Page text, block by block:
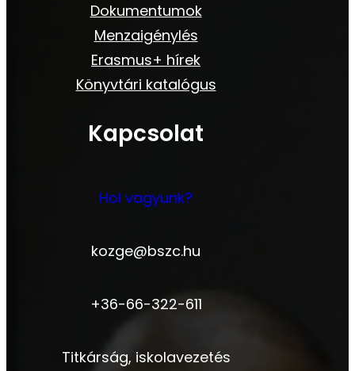
Dokumentumok
Menzaigénylés
Erasmus+ hírek
Könyvtári katalógus
Kapcsolat
Hol vagyunk?
kozge@bszc.hu
+36-66-322-611
Titkárság, iskolavezetés